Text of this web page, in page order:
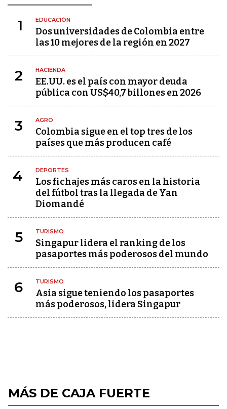
1 EDUCACIÓN
Dos universidades de Colombia entre
las 10 mejores de la región en 2027
2 HACIENDA
EE.UU. es el país con mayor deuda
pública con US$40,7 billones en 2026
3 AGRO
Colombia sigue en el top tres de los
países que más producen café
4 DEPORTES
Los fichajes más caros en la historia
del fútbol tras la llegada de Yan
Diomandé
5 TURISMO
Singapur lidera el ranking de los
pasaportes más poderosos del mundo
6 TURISMO
Asia sigue teniendo los pasaportes
más poderosos, lidera Singapur
MÁS DE CAJA FUERTE